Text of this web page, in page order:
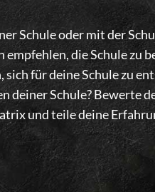
Schule oder mit der
die Schule zu
für deine Schule zu
deiner Schule? Bewerte
und teile deine